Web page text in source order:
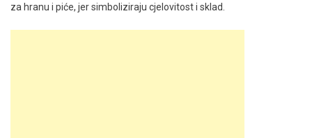
za hranu i piće, jer simboliziraju cjelovitost i sklad.